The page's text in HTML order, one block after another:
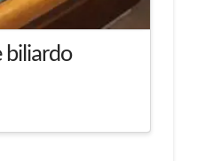
biliardo